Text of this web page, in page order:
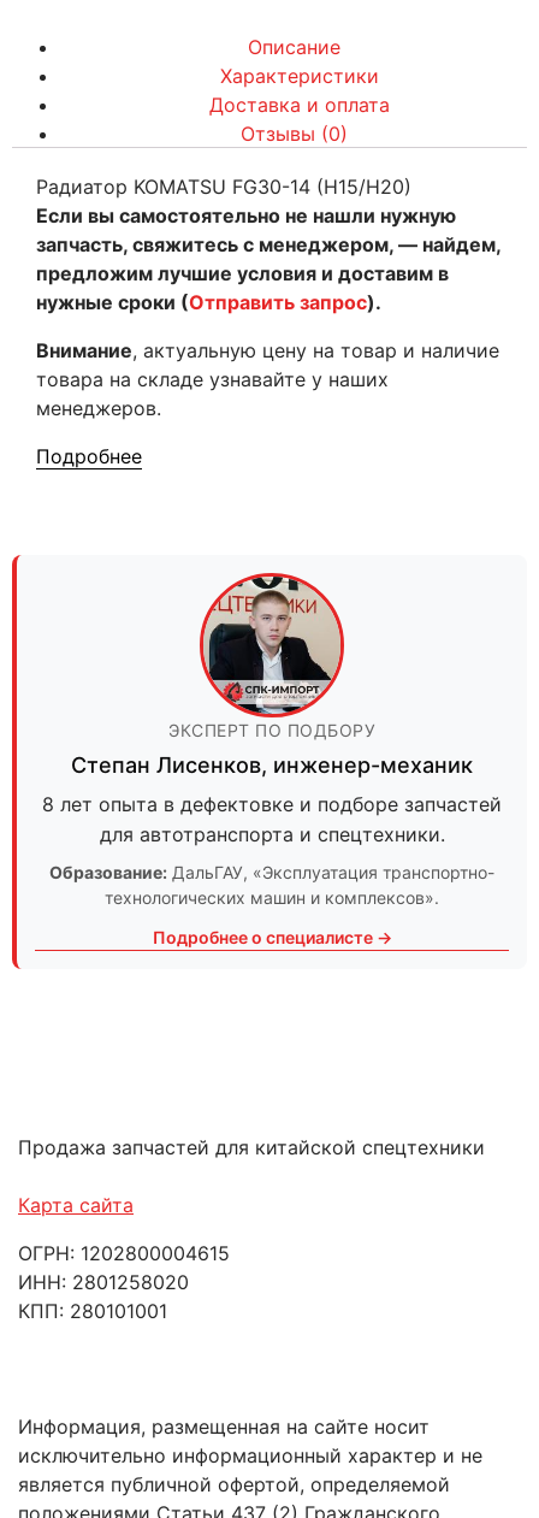
Описание
Характеристики
Доставка и оплата
Отзывы (0)
Радиатор KOMATSU FG30-14 (H15/H20)
Если вы самостоятельно не нашли нужную
запчасть, свяжитесь с менеджером, — найдем,
предложим лучшие условия и доставим в
нужные сроки (Отправить запрос).
Внимание, актуальную цену на товар и наличие
товара на складе узнавайте у наших
менеджеров.
Подробнее
ЭКСПЕРТ ПО ПОДБОРУ
Степан Лисенков, инженер-механик
8 лет опыта в дефектовке и подборе запчастей
для автотранспорта и спецтехники.
Образование: ДальГАУ, «Эксплуатация транспортно-
технологических машин и комплексов».
Подробнее о специалисте →
Продажа запчастей для китайской спецтехники
Карта сайта
ОГРН: 1202800004615
ИНН: 2801258020
КПП: 280101001
Информация, размещенная на сайте носит
исключительно информационный характер и не
является публичной офертой, определяемой
положениями Статьи 437 (2) Гражданского